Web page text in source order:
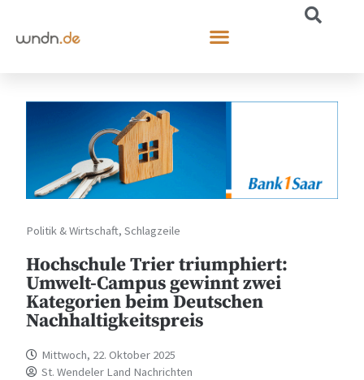
Politik & Wirtschaft,Schlagzeile
Hochschule Trier triumphiert:
Umwelt-Campus gewinnt zwei
Kategorien beim Deutschen
Nachhaltigkeitspreis
Mittwoch, 22. Oktober 2025
St. Wendeler Land Nachrichten